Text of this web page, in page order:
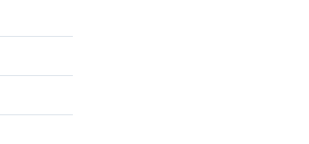
材質